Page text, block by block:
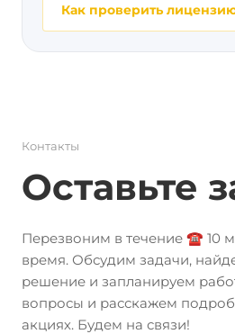
Как проверить
Контакты
Оставьте
Перезвоним в течение ☎️ 10
время. Обсудим задачи,
решение и запланируем
вопросы и расскажем
акциях. Будем на связи!